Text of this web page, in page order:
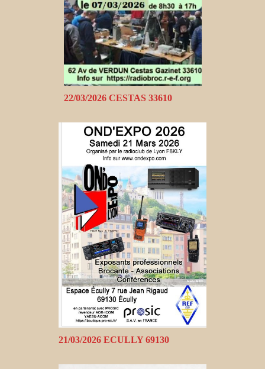
22/03/2026 CESTAS 33610
21/03/2026 ECULLY 69130